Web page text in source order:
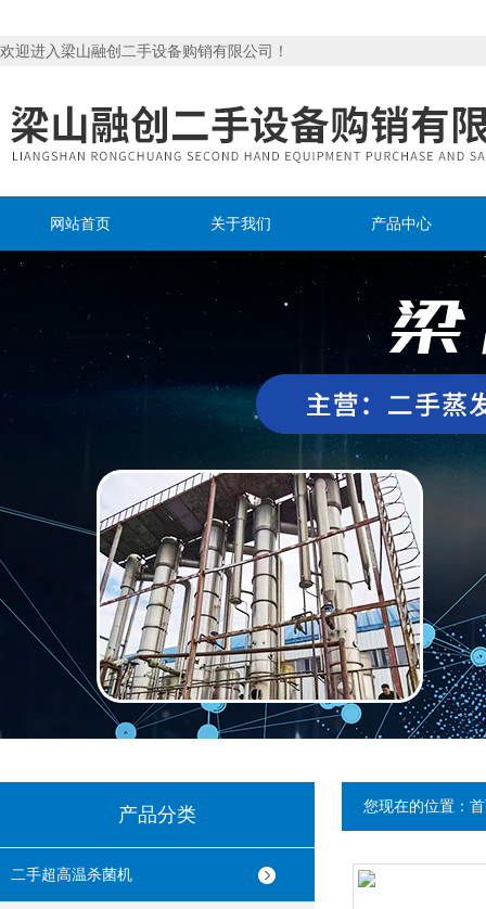
欢迎进入梁山融创二手设备购销有限公司！
网站首页 关于我们 产品中心
产品分类
二手超高温杀菌机
您现在的位置：